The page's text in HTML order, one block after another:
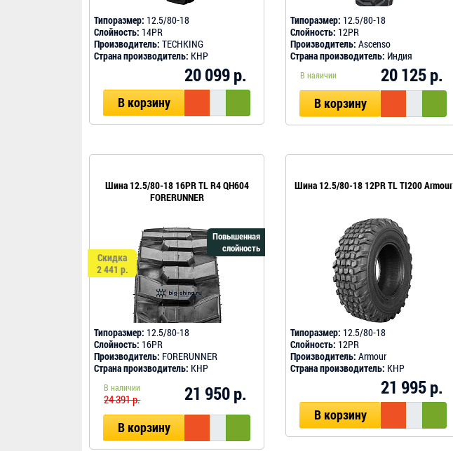
Типоразмер: 12.5/80-18
Слойность: 14PR
Производитель: TECHKING
Страна производитель: КНР
20 099 р.
В корзину
Типоразмер: 12.5/80-18
Слойность: 12PR
Производитель: Ascenso
Страна производитель: Индия
В наличии 20 125 р.
В корзину
Шина 12.5/80-18 16PR TL R4 QH604
FORERUNNER
Повышенная
слойность
Скидка
2 441 р.
Типоразмер: 12.5/80-18
Слойность: 16PR
Производитель: FORERUNNER
Страна производитель: КНР
В наличии
24 391 р. 21 950 р.
В корзину
Шина 12.5/80-18 12PR TL TI200 Armour
Типоразмер: 12.5/80-18
Слойность: 12PR
Производитель: Armour
Страна производитель: КНР
21 995 р.
В корзину